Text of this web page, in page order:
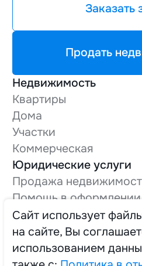
Недвижимость
Квартиры
Дома
Участки
Коммерческая
Юридические услуги
Продажа
Помощь в оформлении
Оформление
Вывод в нежилой фонд
О компании
Заказать
Продать
Cайт использует
на сайте, Вы
использованием